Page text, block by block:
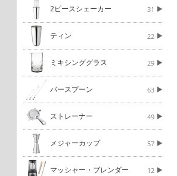
2ピースシェーカー 31
ティン 22
ミキシンググラス 29
バースプーン 63
ストレーナー 49
メジャーカップ 57
マッシャー・ブレンダー 12